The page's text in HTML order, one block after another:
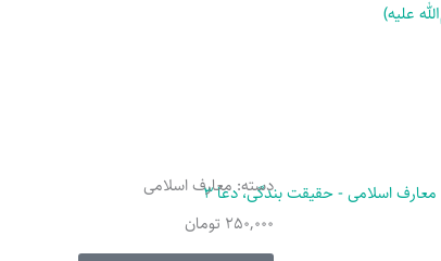
علیه)
دسته:معارف اسلامی
250,000 تومان